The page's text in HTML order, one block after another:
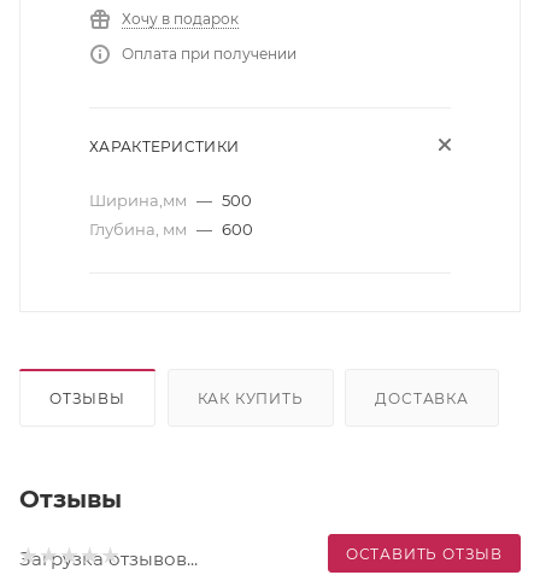
Хочу в подарок
Оплата при получении
ХАРАКТЕРИСТИКИ
Ширина,мм — 500
Глубина, мм — 600
ОТЗЫВЫ КАК КУПИТЬ ДОСТАВКА
Отзывы
ОСТАВИТЬ ОТЗЫВ
Загрузка отзывов...